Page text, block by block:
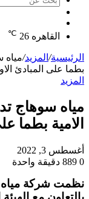
عشوائي
القاهره 26
℃
الرئيسية/ المزيد/مياه
بطما على المبادئ
المزيد
مياه سوهاج
الامية بطما
أغسطس 3, 2022
0
دقيقة واحدة
نظمت شركة